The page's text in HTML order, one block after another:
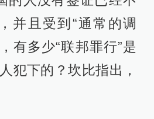
并且受到“通常的调
有多少“联邦罪行”是
犯下的？坎比指出，